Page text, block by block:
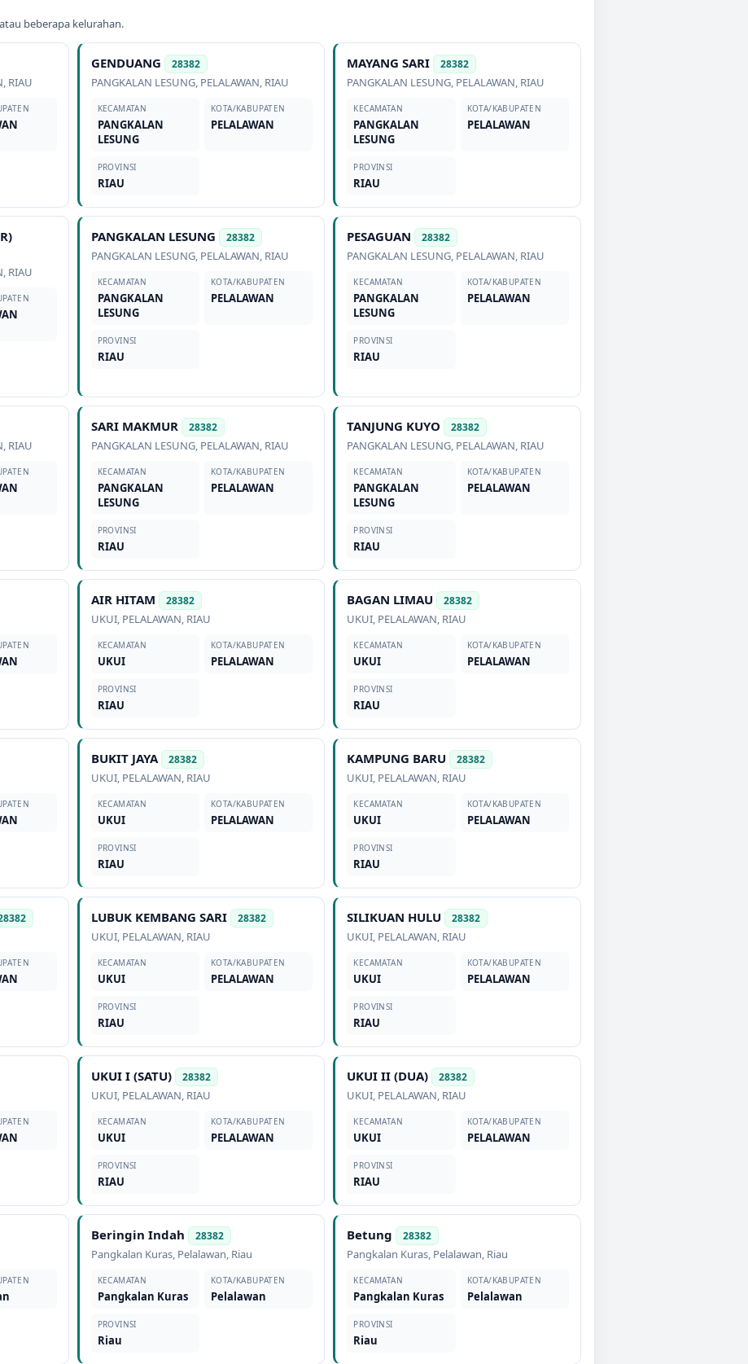
beberapa kelurahan.
, RIAU
GENDUANG 28382
PANGKALAN LESUNG, PELALAWAN, RIAU
KECAMATAN
PANGKALAN
LESUNG
KOTA/KABUPATEN
PELALAWAN
PROVINSI
RIAU
MAYANG SARI 28382
PANGKALAN LESUNG, PELALAWAN, RIAU
KECAMATAN
PANGKALAN
LESUNG
KOTA/KABUPATEN
PELALAWAN
PROVINSI
RIAU
, RIAU
PANGKALAN LESUNG 28382
PANGKALAN LESUNG, PELALAWAN, RIAU
KECAMATAN
PANGKALAN
LESUNG
KOTA/KABUPATEN
PELALAWAN
PROVINSI
RIAU
PESAGUAN 28382
PANGKALAN LESUNG, PELALAWAN, RIAU
KECAMATAN
PANGKALAN
LESUNG
KOTA/KABUPATEN
PELALAWAN
PROVINSI
RIAU
, RIAU
SARI MAKMUR 28382
PANGKALAN LESUNG, PELALAWAN, RIAU
KECAMATAN
PANGKALAN
LESUNG
KOTA/KABUPATEN
PELALAWAN
PROVINSI
RIAU
TANJUNG KUYO 28382
PANGKALAN LESUNG, PELALAWAN, RIAU
KECAMATAN
PANGKALAN
LESUNG
KOTA/KABUPATEN
PELALAWAN
PROVINSI
RIAU
AIR HITAM 28382
UKUI, PELALAWAN, RIAU
KECAMATAN
UKUI
KOTA/KABUPATEN
PELALAWAN
PROVINSI
RIAU
BAGAN LIMAU 28382
UKUI, PELALAWAN, RIAU
KECAMATAN
UKUI
KOTA/KABUPATEN
PELALAWAN
PROVINSI
RIAU
BUKIT JAYA 28382
UKUI, PELALAWAN, RIAU
KECAMATAN
UKUI
KOTA/KABUPATEN
PELALAWAN
PROVINSI
RIAU
KAMPUNG BARU 28382
UKUI, PELALAWAN, RIAU
KECAMATAN
UKUI
KOTA/KABUPATEN
PELALAWAN
PROVINSI
RIAU
LUBUK KEMBANG SARI 28382
UKUI, PELALAWAN, RIAU
KECAMATAN
UKUI
KOTA/KABUPATEN
PELALAWAN
PROVINSI
RIAU
SILIKUAN HULU 28382
UKUI, PELALAWAN, RIAU
KECAMATAN
UKUI
KOTA/KABUPATEN
PELALAWAN
PROVINSI
RIAU
UKUI I (SATU) 28382
UKUI, PELALAWAN, RIAU
KECAMATAN
UKUI
KOTA/KABUPATEN
PELALAWAN
PROVINSI
RIAU
UKUI II (DUA) 28382
UKUI, PELALAWAN, RIAU
KECAMATAN
UKUI
KOTA/KABUPATEN
PELALAWAN
PROVINSI
RIAU
Beringin Indah 28382
Pangkalan Kuras, Pelalawan, Riau
KECAMATAN
Pangkalan Kuras
KOTA/KABUPATEN
Pelalawan
PROVINSI
Riau
Betung 28382
Pangkalan Kuras, Pelalawan, Riau
KECAMATAN
Pangkalan Kuras
KOTA/KABUPATEN
Pelalawan
PROVINSI
Riau